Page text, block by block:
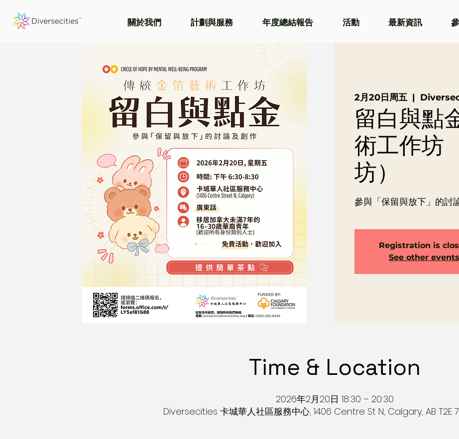
關於我們 計劃與服務 年度總結報告 活動 最新資訊
2月20日周五
  |
留白與點
術工作坊
坊）
參與「保留與放下」的討
Registration is
See other events
Time & Location
2026年2月20日 18:30 – 20:30
Diversecities 卡城華人社區服務中心, 1406 Centre St N, Calgary, AB T2E